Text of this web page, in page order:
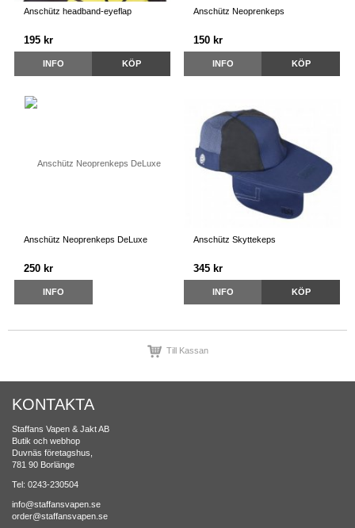
Anschütz headband-eyeflap
195 kr
INFO KÖP
Anschütz Neoprenkeps
150 kr
INFO KÖP
Anschütz Neoprenkeps DeLuxe
250 kr
INFO
Anschütz Skyttekeps
345 kr
INFO KÖP
Till Kassan
KONTAKTA
Staffans Vapen & Jakt AB
Butik och webhop
Duvnäs företagshus,
781 90 Borlänge
Tel: 0243-230504
info@staffansvapen.se
order@staffansvapen.se